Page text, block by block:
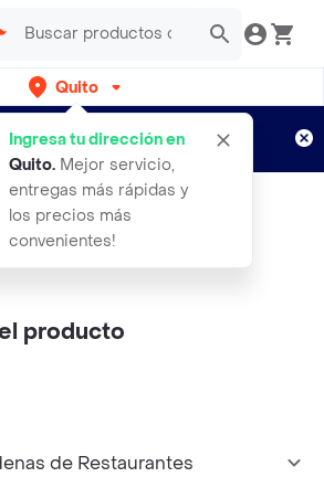
Quito
Ingresa tu dirección en
Quito. Mejor servicio,
entregas más rápidas y
los precios más
convenientes!
gratis por semanas
Aplican TyC
Fish
producto
de Restaurantes